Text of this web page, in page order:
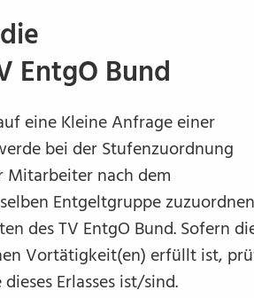
EntgO Bund
eine Kleine Anfrage einer
bei der Stufenzuordnung
nach dem
Entgeltgruppezuzuordnen
des TV EntgO Bund. Sofern
Vortätigkeit(en) erfüllt ist,
Erlasses ist/sind.